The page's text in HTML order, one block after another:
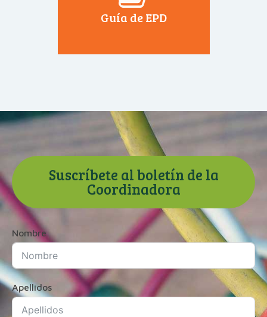
Guía de EPD
Suscríbete al boletín de la
Coordinadora
Nombre
Apellidos